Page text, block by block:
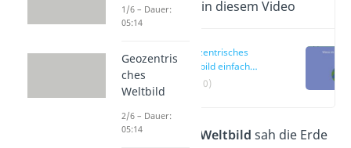
Wichtige Inhalte in diesem Video
Geozentrisches
Weltbild einfach
erklärt
(00:10)
geozentrische Weltbild sah die Erde
1/6 – Dauer:
05:14
Geozentris
ches
Weltbild
2/6 – Dauer:
05:14